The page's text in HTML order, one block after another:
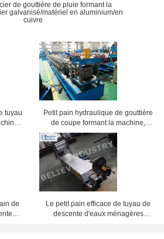
de gouttière de pluie formant la
galvanisé/matériel en aluminium/en
cuivre
tuyau
Petit pain hydraulique de gouttière
de coupe formant la machine,
7.5KW à moitié autour de machine
de gouttière
de
Le petit pain efficace de tuyau de
descente d'eaux ménagères